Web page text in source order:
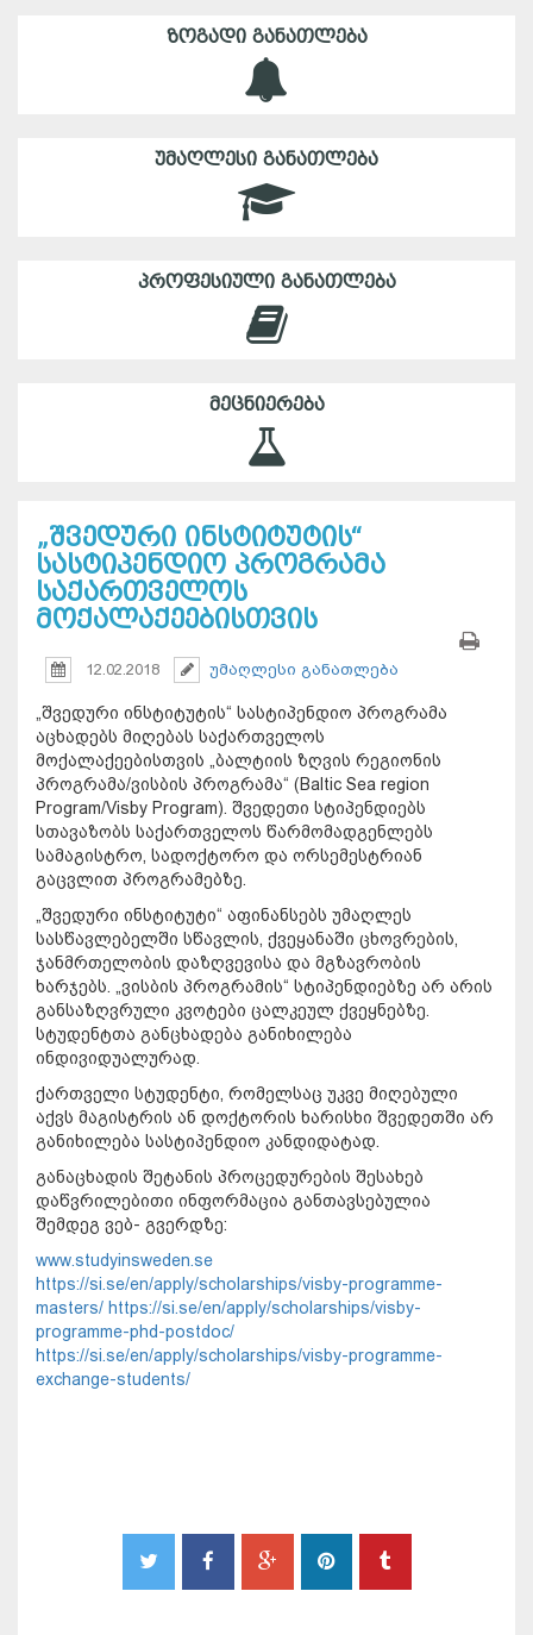
ᲖᲝᲒᲐᲓᲘ ᲒᲐᲜᲐᲗᲚᲔᲑᲐ
ᲣᲛᲐᲦᲚᲔᲡᲘ ᲒᲐᲜᲐᲗᲚᲔᲑᲐ
ᲞᲠᲝᲤᲔᲡᲘᲣᲚᲘ ᲒᲐᲜᲐᲗᲚᲔᲑᲐ
ᲛᲔᲪᲜᲘᲔᲠᲔᲑᲐ
„შვედური ინსტიტუტის“
სასტიპენდიო პროგრამა
საქართველოს
მოქალაქეებისთვის
12.02.2018 უმაღლესი განათლება
„შვედური ინსტიტუტის“ სასტიპენდიო პროგრამა
აცხადებს მიღებას საქართველოს
მოქალაქეებისთვის „ბალტიის ზღვის რეგიონის
პროგრამა/ვისბის პროგრამა“ (Baltic Sea region
Program/Visby Program). შვედეთი სტიპენდიებს
სთავაზობს საქართველოს წარმომადგენლებს
სამაგისტრო, სადოქტორო და ორსემესტრიან
გაცვლით პროგრამებზე.
„შვედური ინსტიტუტი“ აფინანსებს უმაღლეს
სასწავლებელში სწავლის, ქვეყანაში ცხოვრების,
ჯანმრთელობის დაზღვევისა და მგზავრობის
ხარჯებს. „ვისბის პროგრამის“ სტიპენდიებზე არ არის
განსაზღვრული კვოტები ცალკეულ ქვეყნებზე.
სტუდენტთა განცხადება განიხილება
ინდივიდუალურად.
ქართველი სტუდენტი, რომელსაც უკვე მიღებული
აქვს მაგისტრის ან დოქტორის ხარისხი შვედეთში არ
განიხილება სასტიპენდიო კანდიდატად.
განაცხადის შეტანის პროცედურების შესახებ
დაწვრილებითი ინფორმაცია განთავსებულია
შემდეგ ვებ- გვერდზე:
www.studyinsweden.se
https://si.se/en/apply/scholarships/visby-programme-
masters/ https://si.se/en/apply/scholarships/visby-
programme-phd-postdoc/
https://si.se/en/apply/scholarships/visby-programme-
exchange-students/